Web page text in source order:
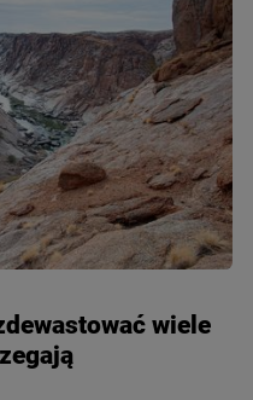
wiele